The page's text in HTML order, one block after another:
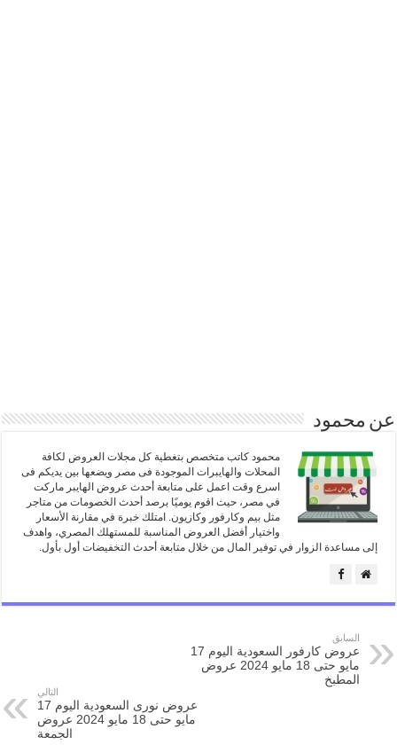
عن محمود
محمود كاتب متخصص بتغطية كل مجلات العروض لكافة
المحلات والهايبرات الموجودة فى مصر ويضعها بين يديكم فى
اسرع وقت اعمل على متابعة أحدث عروض الهايبر ماركت
في مصر، حيث اقوم يوميًا برصد أحدث الخصومات من متاجر
مثل بيم وكارفور وكازيون. امتلك خبرة في مقارنة الأسعار
واختيار أفضل العروض المناسبة للمستهلك المصري، واهدف
إلى مساعدة الزوار في توفير المال من خلال متابعة أحدث التخفيضات أول بأول.
السابق
عروض كارفور السعودية اليوم 17
مايو حتى 18 مايو 2024 عروض
المطبخ
التالي
عروض نورى السعودية اليوم 17
مايو حتى 18 مايو 2024 عروض
الجمعة